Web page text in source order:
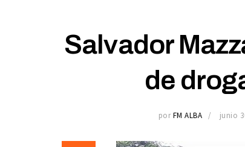
Salvador
de
por FM ALBA junio